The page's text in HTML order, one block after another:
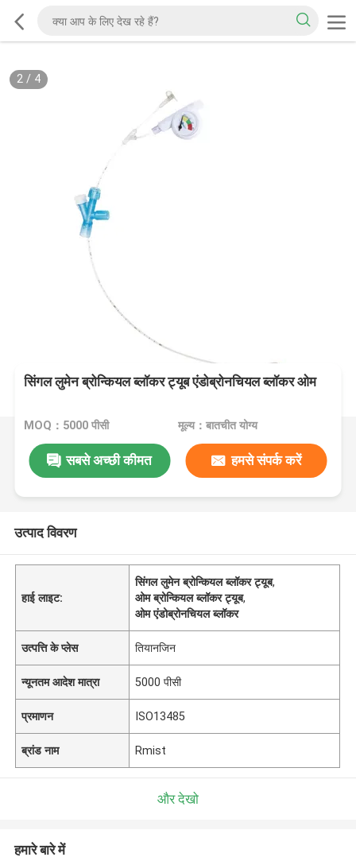
2/ 4
सिंगल लुमेन ब्रोन्कियल ब्लॉकर ट्यूब एंडोब्रोनचियल ब्लॉकर ओम
MOQ：5000 पीसी मूल्य：बातचीत योग्य
सबसे अच्छी कीमत हमसे संपर्क करें
उत्पाद विवरण
हाई लाइट:
सिंगल लुमेन ब्रोन्कियल ब्लॉकर ट्यूब,
ओम ब्रोन्कियल ब्लॉकर ट्यूब,
ओम एंडोब्रोनचियल ब्लॉकर
उत्पत्ति के प्लेस तियानजिन
न्यूनतम आदेश मात्रा 5000 पीसी
प्रमाणन ISO13485
ब्रांड नाम Rmist
और देखो
हमारे बारे में